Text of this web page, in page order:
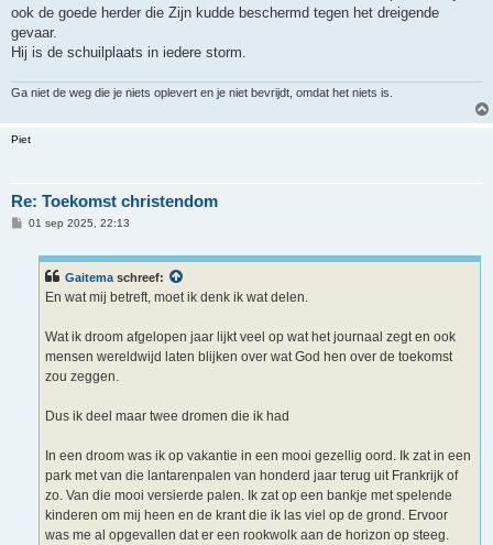
ook de goede herder die Zijn kudde beschermd tegen het dreigende
gevaar.
Hij is de schuilplaats in iedere storm.
Ga niet de weg die je niets oplevert en je niet bevrijdt, omdat het niets is.
Piet
Re: Toekomst christendom
B01 sep 2025, 22:13
Gaitema schreef:
En wat mij betreft, moet ik denk ik wat delen.
Wat ik droom afgelopen jaar lijkt veel op wat het journaal zegt en ook
mensen wereldwijd laten blijken over wat God hen over de toekomst
zou zeggen.
Dus ik deel maar twee dromen die ik had
In een droom was ik op vakantie in een mooi gezellig oord. Ik zat in een
park met van die lantarenpalen van honderd jaar terug uit Frankrijk of
zo. Van die mooi versierde palen. Ik zat op een bankje met spelende
kinderen om mij heen en de krant die ik las viel op de grond. Ervoor
was me al opgevallen dat er een rookwolk aan de horizon op steeg.